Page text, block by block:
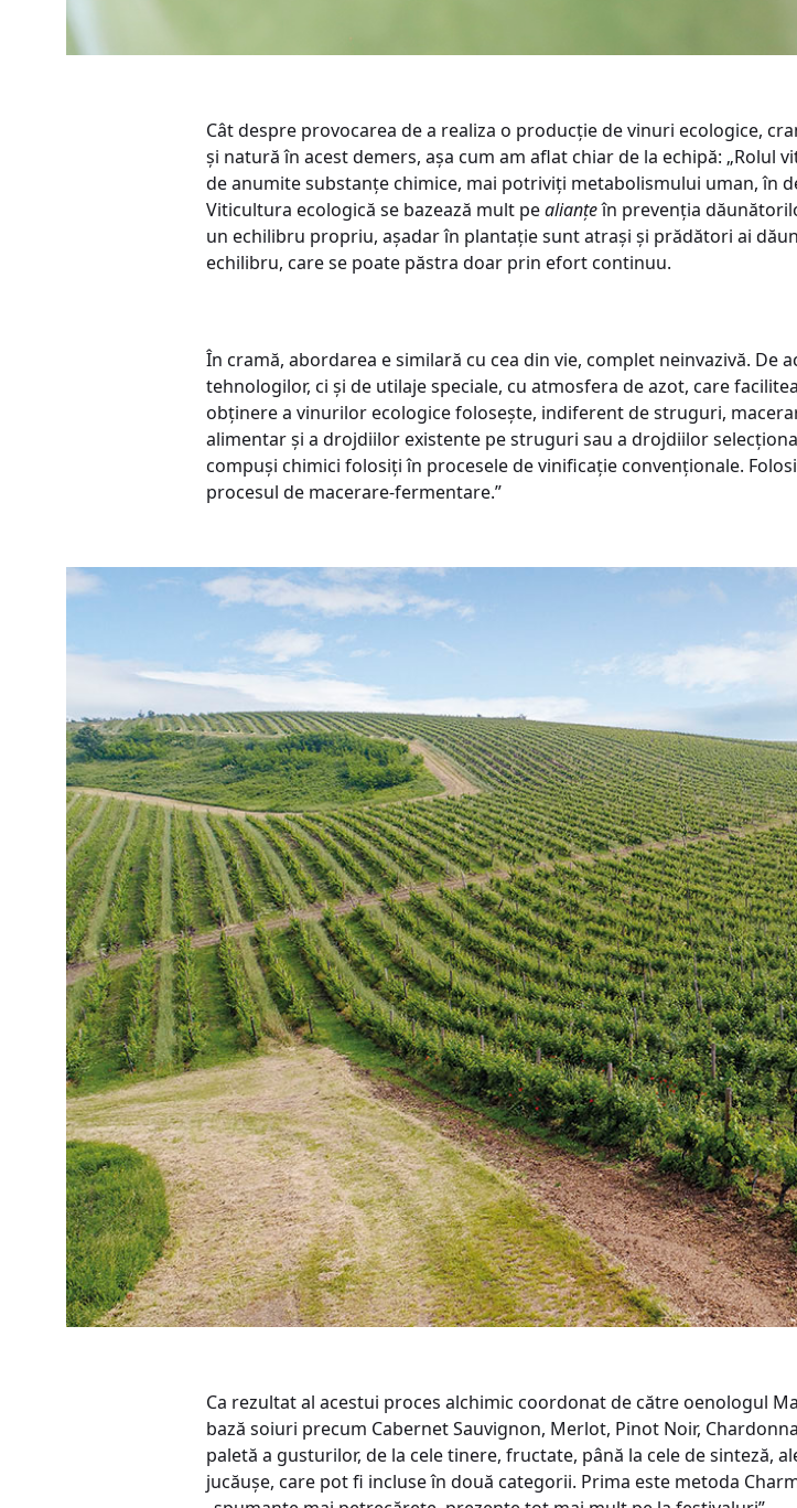
Cât despre provocarea de a realiza o producție de vinuri ecologice,
și natură în acest demers, așa cum am aflat chiar de la echipă:
de anumite substanțe chimice, mai potriviți metabolismului uman, în
Viticultura ecologică se bazează mult pealianțeîn prevenția
un echilibru propriu, așadar în plantație sunt atrași și prădători ai
echilibru, care se poate păstra doar prin efort continuu.
În cramă, abordarea e similară cu cea din vie, complet neinvazivă. De
tehnologilor, ci şi de utilaje speciale, cu atmosfera de azot, care
obținere a vinurilor ecologice folosește, indiferent de struguri,
alimentar și a drojdiilor existente pe struguri sau a drojdiilor
compuși chimici folosiți în procesele de vinificație convenționale.
procesul de macerare-fermentare.”
Ca rezultat al acestui proces alchimic coordonat de către oenologul
bază soiuri precum Cabernet Sauvignon, Merlot, Pinot Noir,
paletă a gusturilor, de la cele tinere, fructate, până la cele de sinteză,
jucăușe, care pot fi incluse în două categorii. Prima este metoda